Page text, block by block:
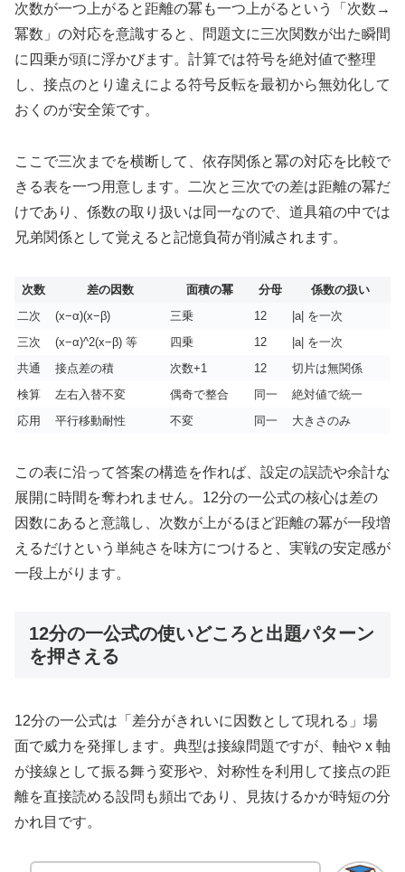
次数が一つ上がると距離の冪も一つ上がるという「次数→
冪数」の対応を意識すると、問題文に三次関数が出た瞬間
に四乗が頭に浮かびます。計算では符号を絶対値で整理
し、接点のとり違えによる符号反転を最初から無効化して
おくのが安全策です。
ここで三次までを横断して、依存関係と冪の対応を比較で
きる表を一つ用意します。二次と三次での差は距離の冪だ
けであり、係数の取り扱いは同一なので、道具箱の中では
兄弟関係として覚えると記憶負荷が削減されます。
次数 差の因数 面積の冪 分母
係数の扱い
二次
(x−α)(x−β) 三乗 12
|a| を一次
三次
(x−α)^2(x−β) 等 四乗 12
|a| を一次
共通
接点差の積 次数+1 12
切片は無関係
検算
左右入替不変 偶奇で整合 同一
絶対値で統一
応用
平行移動耐性 不変 同一 大きさのみ
この表に沿って答案の構造を作れば、設定の誤読や余計な
展開に時間を奪われません。12分の一公式の核心は差の
因数にあると意識し、次数が上がるほど距離の冪が一段増
えるだけという単純さを味方につけると、実戦の安定感が
一段上がります。
12分の一公式の使いどころと出題パターン
を押さえる
12分の一公式は「差分がきれいに因数として現れる」場
面で威力を発揮します。典型は接線問題ですが、軸や x 軸
が接線として振る舞う変形や、対称性を利用して接点の距
離を直接読める設問も頻出であり、見抜けるかが時短の分
かれ目です。